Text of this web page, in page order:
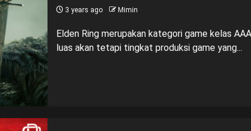
3 years ago Mimin
Elden Ring merupakan kategori game kelas
luas akan tetapi tingkat produksi game yang...